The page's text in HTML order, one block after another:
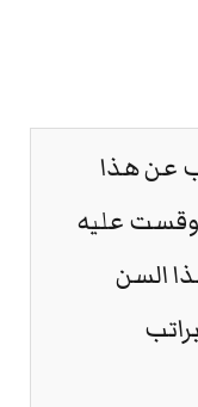
عن هذا
وقست عليه
السن